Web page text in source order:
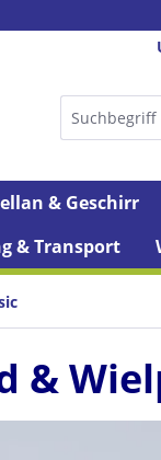
& Geschirr
& Transport
&